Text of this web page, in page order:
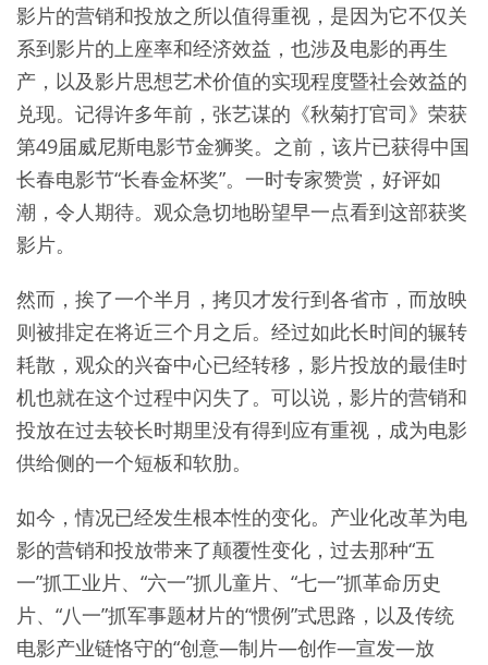
影片的营销和投放之所以值得重视，是因为它不仅关
系到影片的上座率和经济效益，也涉及电影的再生
产，以及影片思想艺术价值的实现程度暨社会效益的
兑现。记得许多年前，张艺谋的《秋菊打官司》荣获
第49届威尼斯电影节金狮奖。之前，该片已获得中国
长春电影节“长春金杯奖”。一时专家赞赏，好评如
潮，令人期待。观众急切地盼望早一点看到这部获奖
影片。
然而，挨了一个半月，拷贝才发行到各省市，而放映
则被排定在将近三个月之后。经过如此长时间的辗转
耗散，观众的兴奋中心已经转移，影片投放的最佳时
机也就在这个过程中闪失了。可以说，影片的营销和
投放在过去较长时期里没有得到应有重视，成为电影
供给侧的一个短板和软肋。
如今，情况已经发生根本性的变化。产业化改革为电
影的营销和投放带来了颠覆性变化，过去那种“五
一”抓工业片、“六一”抓儿童片、“七一”抓革命历史
片、“八一”抓军事题材片的“惯例”式思路，以及传统
电影产业链恪守的“创意—制片—创作—宣发—放